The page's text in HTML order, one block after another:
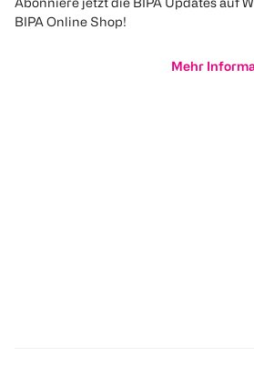
BIPA Online Shop!
Mehr